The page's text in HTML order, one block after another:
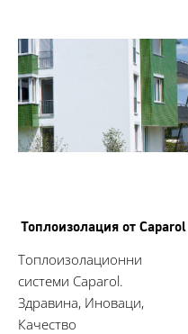
Топлоизолация от Caparol
Топлоизолационни
системи Caparol.
Здравина, Иноваци,
Качество